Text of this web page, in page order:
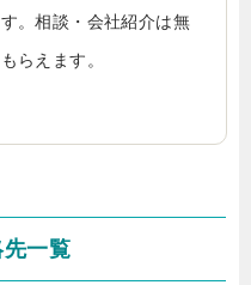
。相談・会社紹介は無
らえます。
一覧